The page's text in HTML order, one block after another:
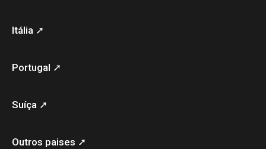
Itália ➚
Portugal ➚
Suíça ➚
Outros paises ➚